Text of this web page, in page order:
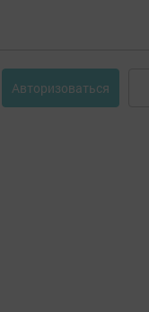
Авторизоваться